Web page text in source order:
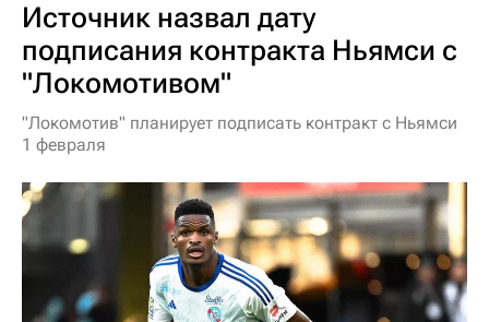
Источник назвал дату
подписания контракта Ньямси с
"Локомотивом"
"Локомотив" планирует подписать контракт с Ньямси
1 февраля